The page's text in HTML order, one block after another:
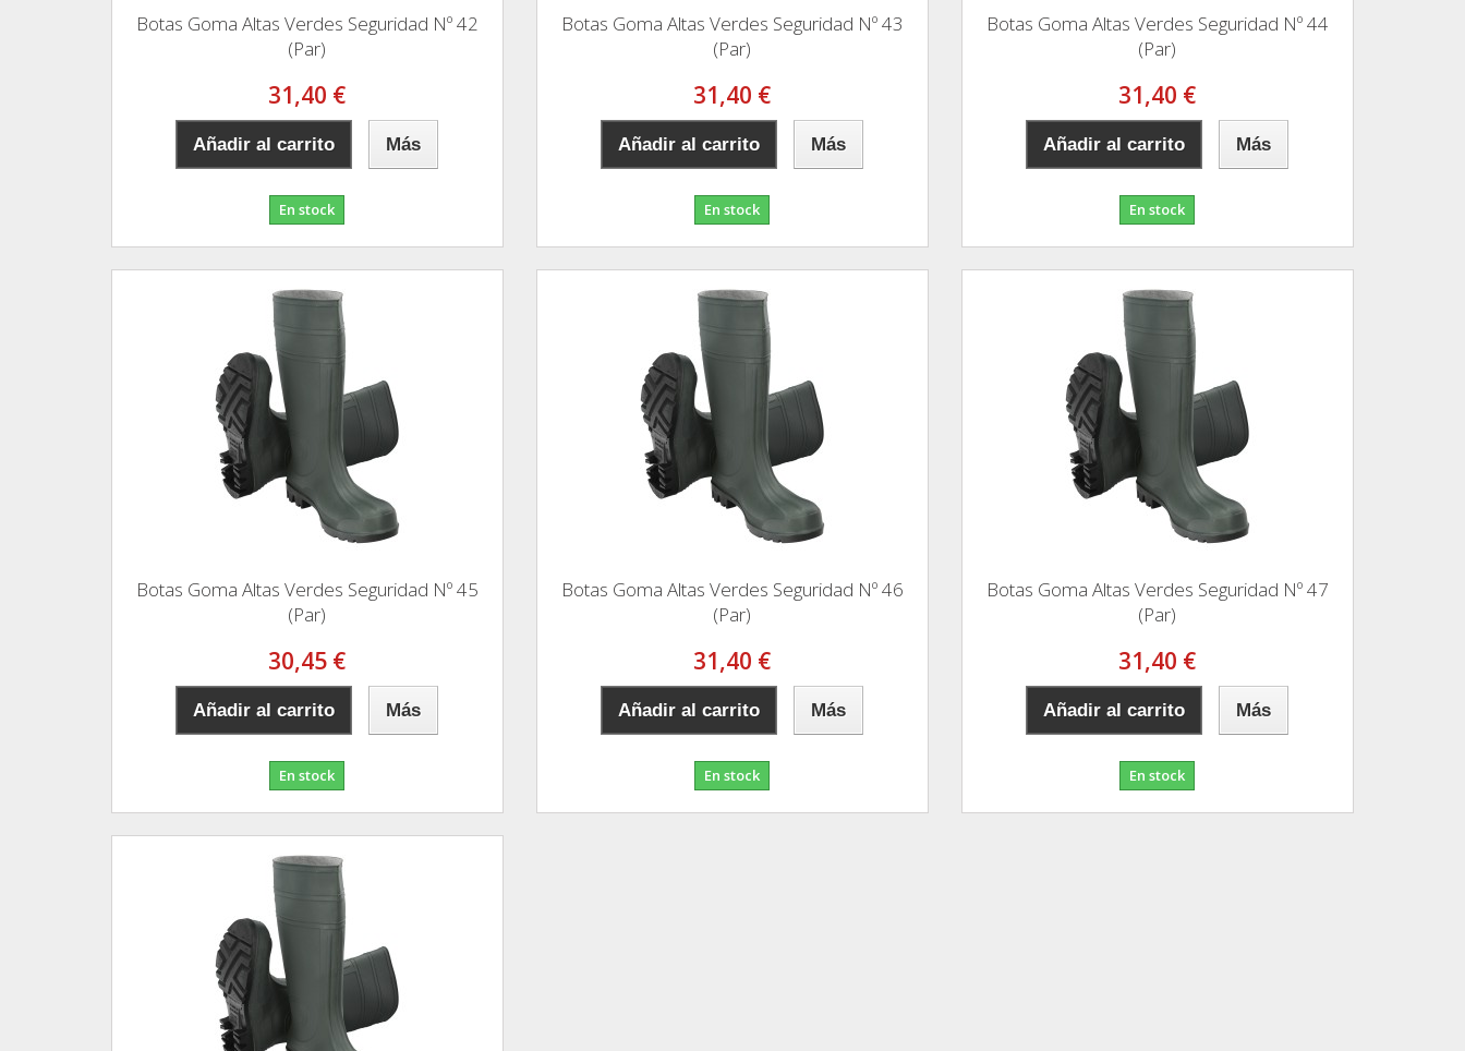
Botas Goma Altas Verdes Seguridad Nº 42
(Par)
31,40 €
Añadir al carrito Más
En stock
Botas Goma Altas Verdes Seguridad Nº 43
(Par)
31,40 €
Añadir al carrito Más
En stock
Botas Goma Altas Verdes Seguridad Nº 44
(Par)
31,40 €
Añadir al carrito Más
En stock
Botas Goma Altas Verdes Seguridad Nº 45
(Par)
30,45 €
Añadir al carrito Más
En stock
Botas Goma Altas Verdes Seguridad Nº 46
(Par)
31,40 €
Añadir al carrito Más
En stock
Botas Goma Altas Verdes Seguridad Nº 47
(Par)
31,40 €
Añadir al carrito Más
En stock